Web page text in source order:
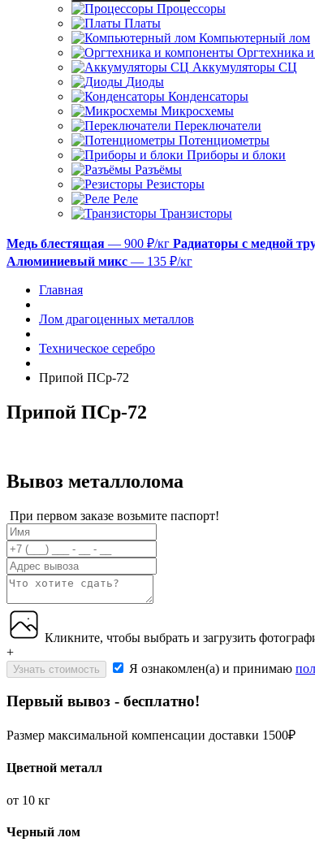
Процессоры
Платы
Компьютерный лом
Оргтехника
Аккумуляторы СЦ
Диоды
Конденсаторы
Микросхемы
Переключатели
Потенциометры
Приборы и блоки
Разъёмы
Резисторы
Реле
Транзисторы
Медь блестящая — 900 ₽/кг Радиаторы с медной
Алюминиевый микс — 135 ₽/кг
Главная
Лом драгоценных металлов
Техническое серебро
Припой ПСр-72
Припой ПСр-72
Вывоз металлолома
При первом заказе возьмите паспорт!
Кликните, чтобы выбрать и загрузить
+
Узнать стоимость Я ознакомлен(а) и принимаю
Первый вывоз - бесплатно!
Размер максимальной компенсации доставки 1500₽
Цветной металл
от 10 кг
Черный лом